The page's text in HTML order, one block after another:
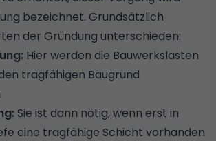
bezeichnet. Grundsätzlich
der Gründung unterschieden:
Hier werden die Bauwerkslasten
tragfähigen Baugrund
Sie ist dann nötig, wenn erst in
eine tragfähige Schicht vorhanden